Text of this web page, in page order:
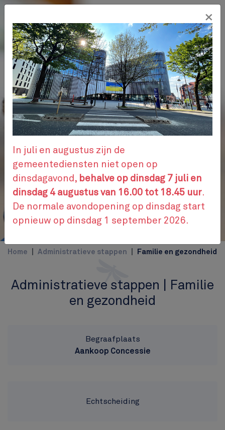
Overslaan
naar
de
inhoud
gaan
ADMINISTRATIEVE STAPPEN
AFSPRAAK
CONTACTEER ONS
NL
Home Administratieve stappen Familie en gezondheid
Administratieve stappen | Familie
en gezondheid
Begraafplaats
Aankoop Concessie
Echtscheiding
×
In juli en augustus zijn de
gemeentediensten niet open op
dinsdagavond, behalve op dinsdag 7 juli en
dinsdag 4 augustus van 16.00 tot 18.45 uur.
De normale avondopening op dinsdag start
opnieuw op dinsdag 1 september 2026.